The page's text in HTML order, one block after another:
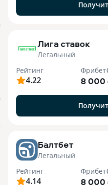
Лига ставок
Легальный
Рейтинг
4.22
Фрибет
8 000
Балтбет
Легальный
Рейтинг
4.14
Фрибет
8 000